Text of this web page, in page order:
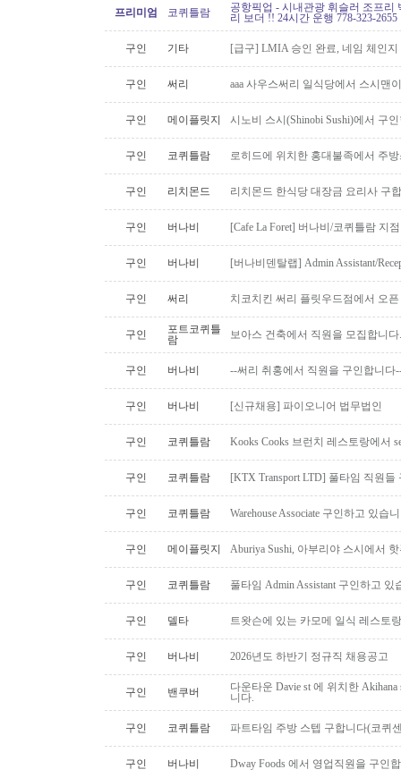
프리미엄 코퀴틀람
공항픽업 - 시내관광 휘슬러 조프
리 보더 !! 24시간 운행 778-323-2655
구인 기타 [급구] LMIA 승인 완료, 네임 체인
구인 써리 aaa 사우스써리 일식당에서 스시맨
구인 메이플릿지 시노비 스시(Shinobi Sushi)에서 구
구인 코퀴틀람 로히드에 위치한 홍대불족에서 주
구인 리치몬드 리치몬드 한식당 대장금 요리사 구
구인 버나비 [Cafe La Foret] 버나비/코퀴틀람 지
구인 버나비 [버나비덴탈랩] Admin Assistant/
구인 써리 치코치킨 써리 플릿우드점에서 오
구인
포트코퀴틀
람
보아스 건축에서 직원을 모집합니다.
구인 버나비 --써리 취홍에서 직원을 구인합니다
구인 버나비 [신규채용] 파이오니어 법무법인
구인 코퀴틀람 Kooks Cooks 브런치 레스토랑에서
구인 코퀴틀람 [KTX Transport LTD] 풀타임 직원
구인 코퀴틀람 Warehouse Associate 구인하고 있습
구인 메이플릿지 Aburiya Sushi, 아부리야 스시에서
구인 코퀴틀람 풀타임 Admin Assistant 구인하고 있
구인 델타 트왓슨에 있는 카모메 일식 레스토
구인 버나비 2026년도 하반기 정규직 채용공고
구인 밴쿠버
다운타운 Davie st 에 위치한
니다.
구인 코퀴틀람 파트타임 주방 스텝 구합니다(코퀴
구인 버나비 Dway Foods 에서 영업직원을 구인